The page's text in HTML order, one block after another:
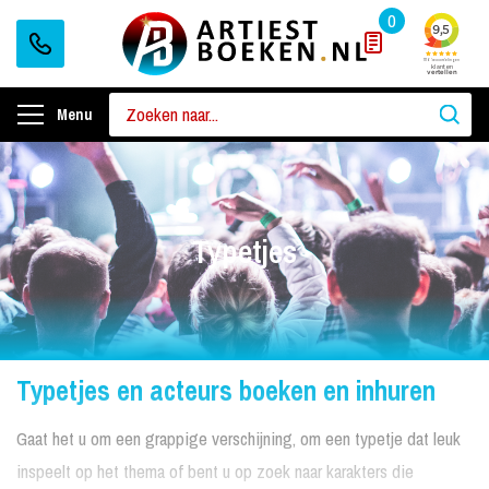
0
Menu
Typetjes
Typetjes en acteurs boeken en inhuren
Gaat het u om een grappige verschijning, om een typetje dat leuk
inspeelt op het thema of bent u op zoek naar karakters die